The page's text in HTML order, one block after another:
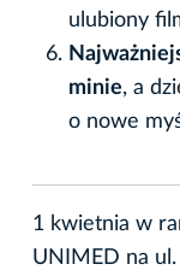
ulubiony
minie, a
o nowe
1 kwietnia w
UNIMED na ul.